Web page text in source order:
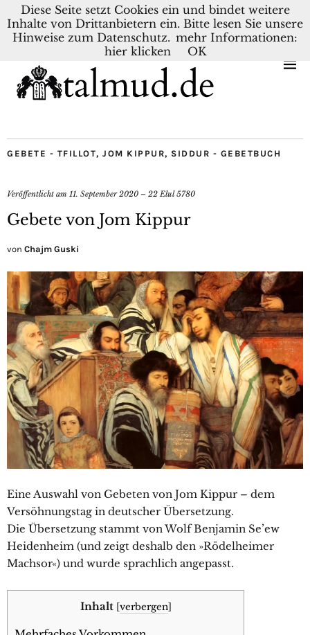
KONTAKT BLOG DEUTSCH NEDERLANDS
GEBETE - TFILLOT, JOM KIPPUR, SIDDUR - GEBETBUCH
Veröffentlicht am 11. September 2020 – 22 Elul 5780
Gebete von Jom Kippur
von Chajm Guski
Eine Auswahl von Gebeten von Jom Kippur – dem
Versöhnungstag in deutscher Übersetzung.
Die Übersetzung stammt von Wolf Benjamin Se’ew
Heidenheim (und zeigt deshalb den »Rödelheimer
Machsor«) und wurde sprachlich angepasst.
Inhalt [verbergen]
Diese Seite setzt Cookies ein und bindet weitere
Inhalte von Drittanbietern ein. Bitte lesen Sie unsere
Hinweise zum Datenschutz. mehr Informationen:
hier klicken
OK